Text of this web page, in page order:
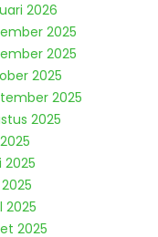
2026
2025
2025
2025
2025
2025
2025
2025
2025